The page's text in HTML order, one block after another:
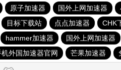
原子加速器 国外上网加速器
目标下载站 点点加速器 CHK
hammer加速器 国外上网加速器
机外国加速器官网 芒果加速器